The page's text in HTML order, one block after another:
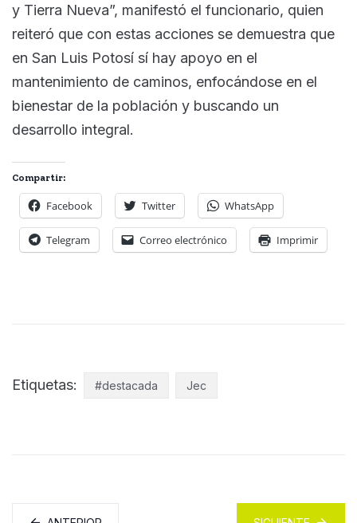
y Tierra Nueva”, manifestó el funcionario, quien
reiteró que con estas acciones se demuestra que
en San Luis Potosí sí hay apoyo en el
mantenimiento de caminos, enfocándose en el
bienestar de la población y buscando un
desarrollo integral.
Compartir:
Facebook Twitter WhatsApp
Telegram Correo electrónico Imprimir
Etiquetas: #destacada Jec